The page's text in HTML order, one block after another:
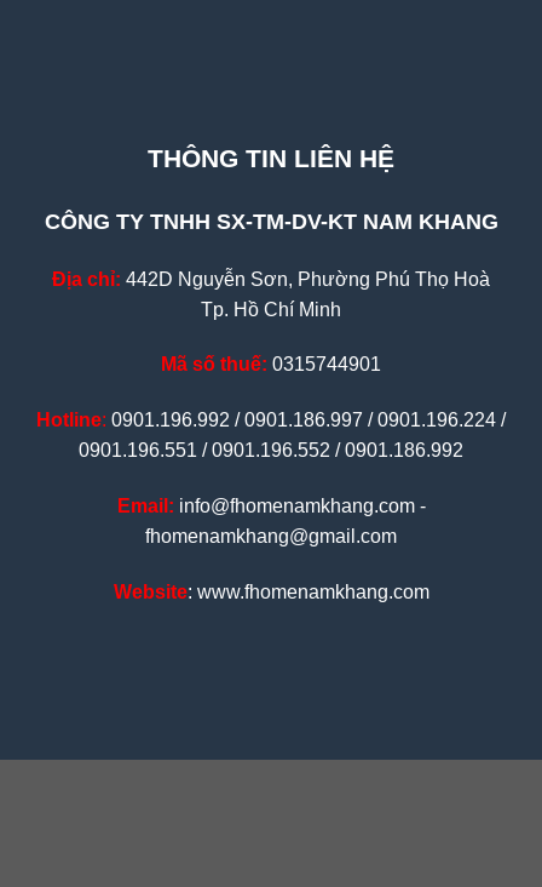
THÔNG TIN LIÊN HỆ
CÔNG TY TNHH SX-TM-DV-KT NAM KHANG
Địa chỉ: 442D Nguyễn Sơn, Phường Phú Thọ Hoà
Tp. Hồ Chí Minh
Mã số thuế: 0315744901
Hotline: 0901.196.992 / 0901.186.997 / 0901.196.224 /
0901.196.551 / 0901.196.552 / 0901.186.992
Email: info@fhomenamkhang.com -
fhomenamkhang@gmail.com
Website: www.fhomenamkhang.com